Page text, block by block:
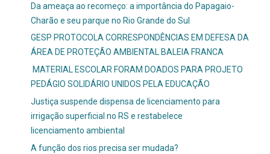
Da ameaça ao recomeço: a importância do Papagaio-
Charão e seu parque no Rio Grande do Sul
GESP PROTOCOLA CORRESPONDÊNCIAS EM DEFESA DA
ÁREA DE PROTEÇÃO AMBIENTAL BALEIA FRANCA
MATERIAL ESCOLAR FORAM DOADOS PARA PROJETO
PEDÁGIO SOLIDÁRIO UNIDOS PELA EDUCAÇÃO
Justiça suspende dispensa de licenciamento para
irrigação superficial no RS e restabelece
licenciamento ambiental
A função dos rios precisa ser mudada?